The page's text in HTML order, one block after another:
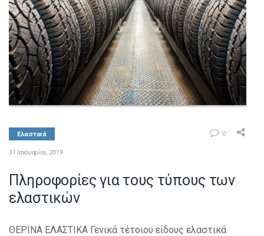
ΚΑΤΑΛΟΓΟΣ F-ALL
Ελαστικά
31 Ιανουαρίου, 2019
0
Πληροφορίες για τους τύπους των
ελαστικών
ΘΕΡΙΝΑ ΕΛΑΣΤΙΚΑ Γενικά τέτοιου είδους ελαστικά